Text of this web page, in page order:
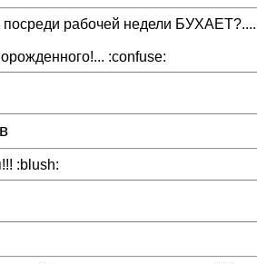
посреди рабочей недели
:confuse:
:blush: